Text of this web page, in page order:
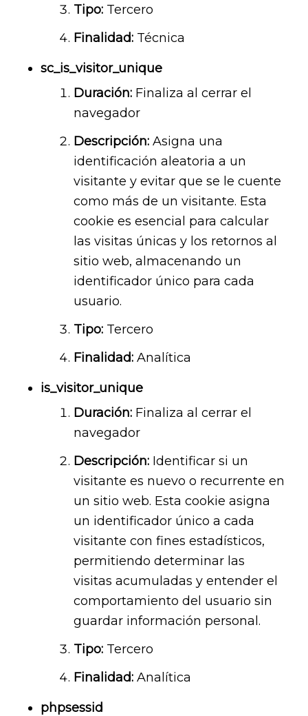
Tipo:Tercero
Finalidad:Técnica
sc_is_visitor_unique
Duración:Finaliza al cerrar el
navegador
Descripción:Asigna una
identificación aleatoria a un
visitante y evitar que se le cuente
como más de un visitante. Esta
cookie es esencial para calcular
las visitas únicas y los retornos al
sitio web, almacenando un
identificador único para cada
usuario.
Tipo:Tercero
Finalidad:Analítica
is_visitor_unique
Duración:Finaliza al cerrar el
navegador
Descripción:Identificar si un
visitante es nuevo o recurrente en
un sitio web. Esta cookie asigna
un identificador único a cada
visitante con fines estadísticos,
permitiendo determinar las
visitas acumuladas y entender el
comportamiento del usuario sin
guardar información personal.
Tipo:Tercero
Finalidad:Analítica
phpsessid